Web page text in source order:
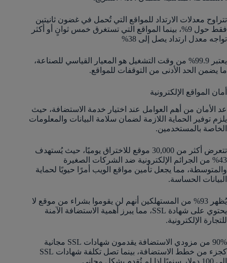
تتراوح معدلات الارتداد للمواقع التي تُحمل في غضون ثانيتين
فقط حول 9%، بينما المواقع التي تستغرق خمس ثوانٍ أو أكثر
تواجه معدل ارتداد يصل إلى 38%​
يعتبر 99.9% من وقت التشغيل هو المعيار القياسي للصناعة،
ما يضمن الحد الأدنى من التوقفات للمواقع.
أمان المواقع الإلكترونية
عد الأمان من أهم العوامل عند اختيار خدمة الاستضافة، حيث
يلزم توفير الحماية اللازمة لضمان سلامة البيانات والمعلومات
الخاصة بالمستخدمين.
تتعرض أكثر من 30,000 موقع للاختراق يوميًا، حيث يُستهدف
43% من الجرائم الإلكترونية ضد الشركات الصغيرة
والمتوسطة، مما يجعل تأمين مواقع الويب أمرًا حيويًا لحماية
البيانات الحساسة.
يُظهر 93% من المستهلكين أنهم لن يقوموا بشراء من موقع لا
يحتوي على شهادة SSL، مما يبرز أهمية الاستضافة الآمنة
للتجارة الإلكترونية.
90% من مزودي الاستضافة يقدمون شهادات SSL مجانية
كجزء من خطط الاستضافة، بينما تصل تكلفة شهادات SSL